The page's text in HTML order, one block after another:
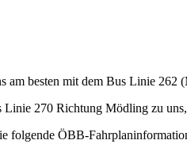
besten mit dem Bus Linie
270 Richtung Mödling zu
folgende ÖBB-